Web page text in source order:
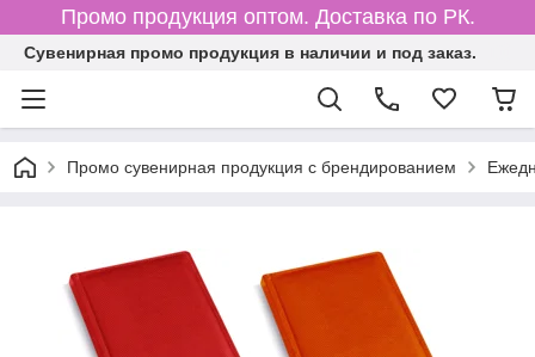
Промо продукция оптом. Доставка по РК.
Cувенирная промо продукция в наличии и под заказ.
Промо сувенирная продукция с брендированием